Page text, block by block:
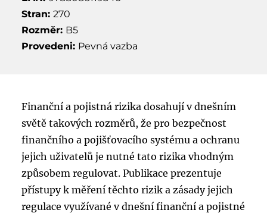
Stran: 270
Rozměr: B5
Provedeni: Pevná vazba
Finanční a pojistná rizika dosahují v dnešním
světě takových rozměrů, že pro bezpečnost
finančního a pojišťovacího systému a ochranu
jejich uživatelů je nutné tato rizika vhodným
způsobem regulovat. Publikace prezentuje
přístupy k měření těchto rizik a zásady jejich
regulace využívané v dnešní finanční a pojistné